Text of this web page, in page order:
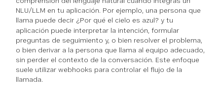
NLU/LLM en tu aplicación. Por ejemplo, una persona que
llama puede decir ¿Por qué el cielo es azul? y tu
aplicación puede interpretar la intención, formular
preguntas de seguimiento y, o bien resolver el problema,
o bien derivar a la persona que llama al equipo adecuado,
sin perder el contexto de la conversación. Este enfoque
suele utilizar webhooks para controlar el flujo de la
llamada.